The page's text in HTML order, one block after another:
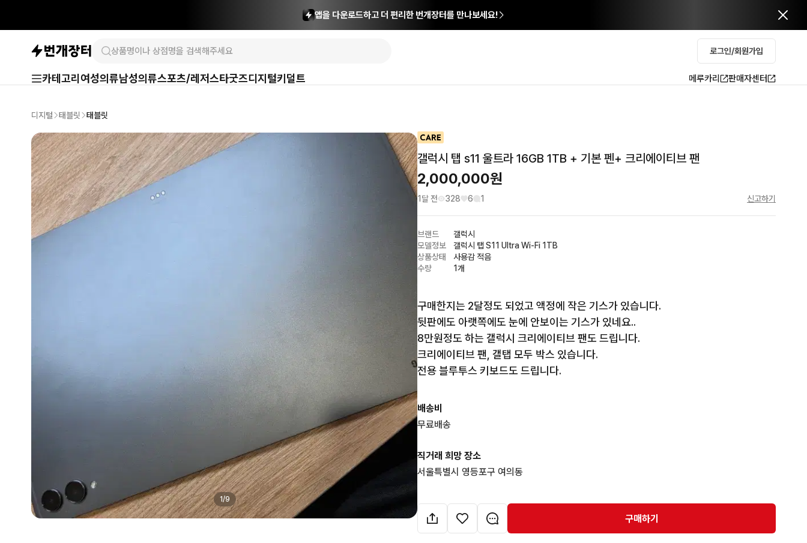
앱을 다운로드하고 더 편리한 번개장터를 만나보세요!
로그인/회원가입
카테고리 여성의류남성의류스포츠/레저스타굿즈디지털키덜트 메루카리 판매자센터
디지털 태블릿 태블릿
1/9
갤럭시 탭 s11 울트라 16GB 1TB + 기본 펜+ 크리에이티브 팬
2,000,000원
1달 전 328 6 1 신고하기
브랜드
갤럭시
모델정보
갤럭시 탭 S11 Ultra Wi-Fi 1TB
상품상태
사용감 적음
수량
1개
구매한지는 2달정도 되었고 액정에 작은 기스가 있습니다.
뒷판에도 아랫쪽에도 눈에 안보이는 기스가 있네요..
8만원정도 하는 갤럭시 크리에이티브 팬도 드립니다.
크리에이티브 팬, 갤탭 모두 박스 있습니다.
전용 블루투스 키보드도 드립니다.
배송비
무료배송
직거래 희망 장소
서울특별시 영등포구 여의동
구매하기